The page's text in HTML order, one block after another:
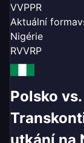
VVPPR
Aktuální forma
Nigérie
RVVRP
Polsko